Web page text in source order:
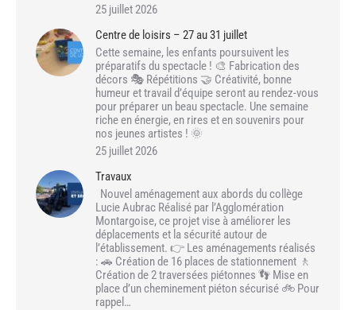
25 juillet 2026
Centre de loisirs – 27 au 31 juillet
Cette semaine, les enfants poursuivent les
préparatifs du spectacle ! 🎨 Fabrication des
décors 🎭 Répétitions 🤝 Créativité, bonne
humeur et travail d’équipe seront au rendez-vous
pour préparer un beau spectacle. Une semaine
riche en énergie, en rires et en souvenirs pour
nos jeunes artistes ! 🌞
25 juillet 2026
Travaux
Nouvel aménagement aux abords du collège
Lucie Aubrac Réalisé par l’Agglomération
Montargoise, ce projet vise à améliorer les
déplacements et la sécurité autour de
l’établissement. 👉 Les aménagements réalisés
: 🚗 Création de 16 places de stationnement 🚶
Création de 2 traversées piétonnes 👣 Mise en
place d’un cheminement piéton sécurisé 🚲 Pour
rappel…